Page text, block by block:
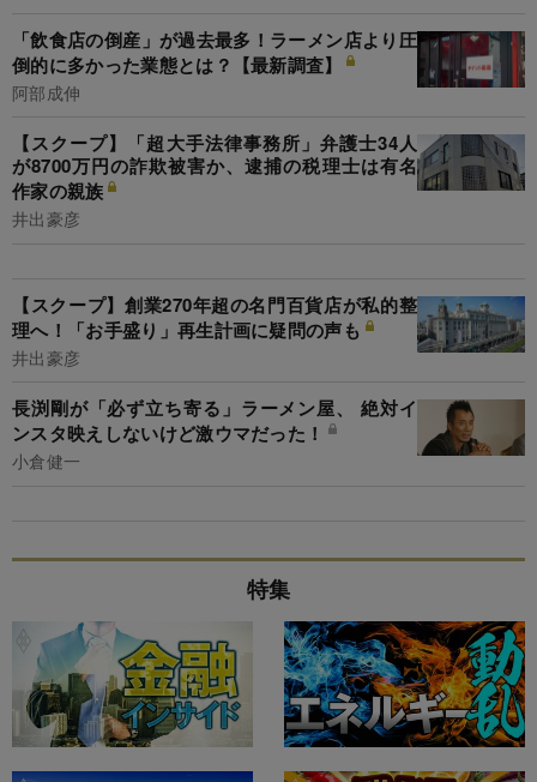
「飲食店の倒産」が過去最多！ラーメン店より圧
倒的に多かった業態とは？【最新調査】
阿部成伸
【スクープ】「超大手法律事務所」弁護士34人
が8700万円の詐欺被害か、逮捕の税理士は有名
作家の親族
井出豪彦
【スクープ】創業270年超の名門百貨店が私的整
理へ！「お手盛り」再生計画に疑問の声も
井出豪彦
長渕剛が「必ず立ち寄る」ラーメン屋、 絶対イ
ンスタ映えしないけど激ウマだった！
小倉健一
特集